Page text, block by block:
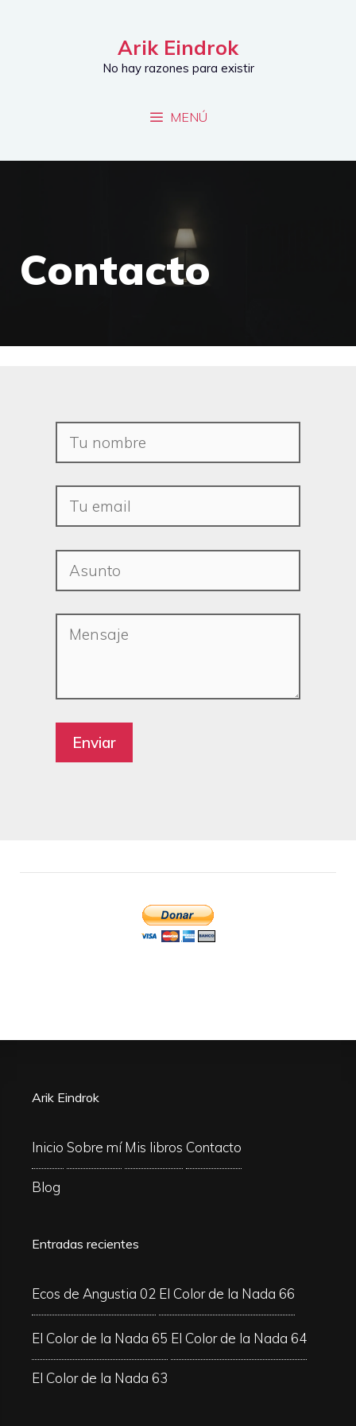
Arik Eindrok
No hay razones para existir
MENÚ
Contacto
Arik Eindrok
Inicio Sobre mí Mis libros Contacto
Blog
Entradas recientes
Ecos de Angustia 02 El Color de la Nada 66
El Color de la Nada 65 El Color de la Nada 64
El Color de la Nada 63